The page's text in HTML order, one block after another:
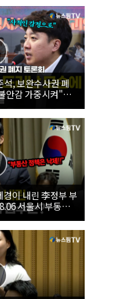
, 보완수사권 폐
안감 가중시켜"｜
권 폐지 토론회
이 내린 李정부 부
서울시 부동산